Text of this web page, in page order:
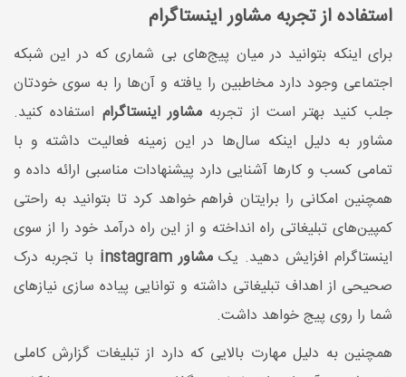
استفاده از تجربه مشاور اینستاگرام
برای اینکه بتوانید در میان پیج‌های بی شماری که در این شبکه
اجتماعی وجود دارد مخاطبین را یافته و آن‌ها را به سوی خودتان
جلب کنید بهتر است از تجربه مشاور اینستاگرام استفاده کنید.
مشاور به دلیل اینکه سال‌ها در این زمینه فعالیت داشته و با
تمامی کسب و کارها آشنایی دارد پیشنهادات مناسبی ارائه داده و
همچنین امکانی را برایتان فراهم خواهد کرد تا بتوانید به راحتی
کمپین‌های تبلیغاتی راه انداخته و از این راه درآمد خود را از سوی
اینستاگرام افزایش دهید. یکمشاور instagram
با تجربه درک
صحیحی از اهداف تبلیغاتی داشته و توانایی پیاده سازی نیازهای
شما را روی پیج خواهد داشت.
همچنین به دلیل مهارت بالایی که دارد از تبلیغات گزارش کاملی